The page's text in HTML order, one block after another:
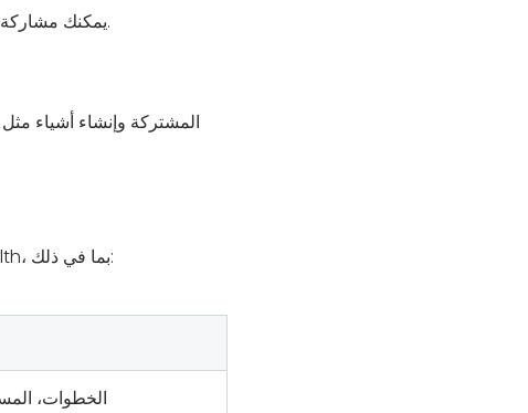
حدّد فئات الصحة التي تريد أن يصل إليها Claude. يمكنك مشاركة جميع البيانات المتاحة أو فئات محددة فقط.
يمكن لـ Claude الوصول إلى الكثير من المقاييس الصحية نفسها المتوفرة داخل Apple Health، بما في ذلك:
الخطوات،